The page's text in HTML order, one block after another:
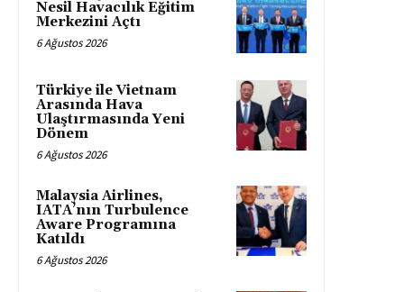
Nesil Havacılık Eğitim
Merkezini Açtı
6 Ağustos 2026
Türkiye ile Vietnam
Arasında Hava
Ulaştırmasında Yeni
Dönem
6 Ağustos 2026
Malaysia Airlines,
IATA’nın Turbulence
Aware Programına
Katıldı
6 Ağustos 2026